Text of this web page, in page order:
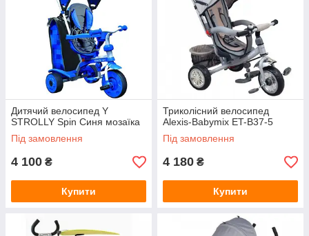
Дитячий велосипед Y
STROLLY Spin Синя мозаїка
Під замовлення
4 100 ₴
Купити
Триколісний велосипед
Alexis-Babymix ET-B37-5
Під замовлення
4 180 ₴
Купити